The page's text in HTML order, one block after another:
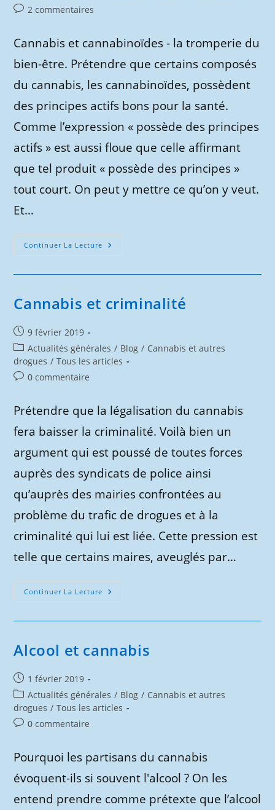
Commentaires
publication :
2 commentaires
Cannabis et cannabinoïdes - la tromperie du
bien-être. Prétendre que certains composés
du cannabis, les cannabinoïdes, possèdent
des principes actifs bons pour la santé.
Comme l’expression « possède des principes
actifs » est aussi floue que celle affirmant
que tel produit « possède des principes »
tout court. On peut y mettre ce qu’on y veut.
Et…
Continuer La Lecture Cannabinoïdes
–
Être.
Cannabis et criminalité
Publication
publiée :
9 février 2019
Post
category:
Actualités générales / Blog / Cannabis et autres
drogues / Tous les articles
Commentaires
publication :
0 commentaire
Prétendre que la légalisation du cannabis
fera baisser la criminalité. Voilà bien un
argument qui est poussé de toutes forces
auprès des syndicats de police ainsi
qu’auprès des mairies confrontées au
problème du trafic de drogues et à la
criminalité qui lui est liée. Cette pression est
telle que certains maires, aveuglés par…
Continuer La Lecture Cannabis
Et
Alcool et cannabis
Publication
publiée :
1 février 2019
Post
category:
Actualités générales / Blog / Cannabis et autres
drogues / Tous les articles
Commentaires
publication :
0 commentaire
Pourquoi les partisans du cannabis
évoquent-ils si souvent l'alcool ? On les
entend prendre comme prétexte que l’alcool